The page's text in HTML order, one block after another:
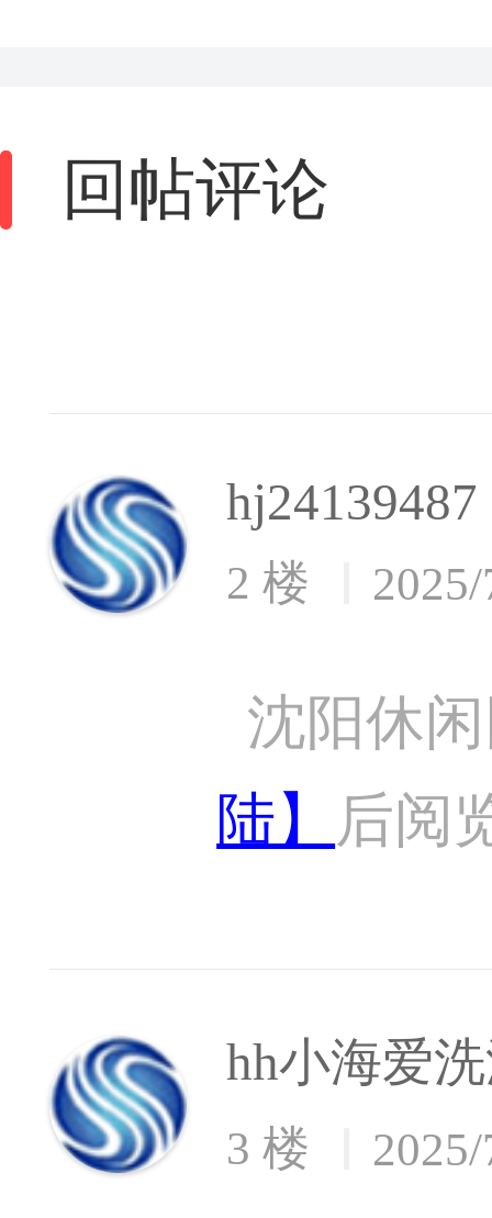
回帖评论
hj24139487
2 楼
沈阳休
陆】
后阅
hh小海爱
3 楼